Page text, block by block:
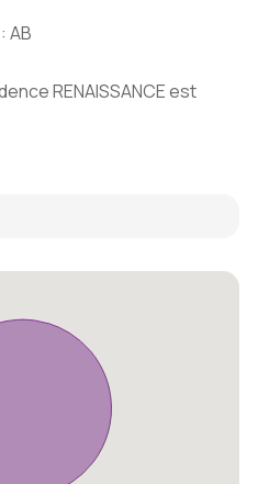
AB
RENAISSANCE est